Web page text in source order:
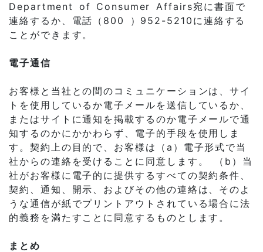
Department of Consumer Affairs宛に書面で
連絡するか、電話（800 ）952-5210に連絡する
ことができます。
電子通信
お客様と当社との間のコミュニケーションは、サイ
トを使用しているか電子メールを送信しているか、
またはサイトに通知を掲載するのか電子メールで通
知するのかにかかわらず、電子的手段を使用しま
す。契約上の目的で、お客様は（a）電子形式で当
社からの連絡を受けることに同意します。 （b）当
社がお客様に電子的に提供するすべての契約条件、
契約、通知、開示、およびその他の連絡は、そのよ
うな通信が紙でプリントアウトされている場合に法
的義務を満たすことに同意するものとします。
まとめ